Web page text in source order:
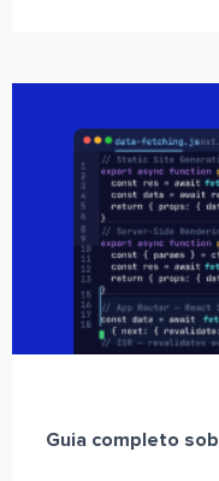
Guia completo